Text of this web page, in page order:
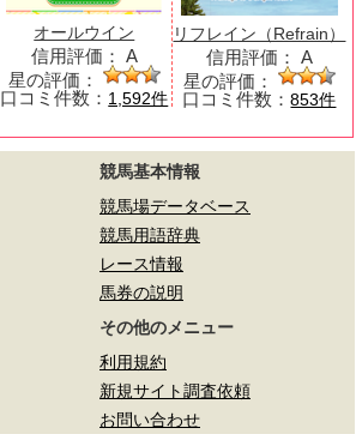
オールウイン
信用評価： A
星の評価：
口コミ件数： 1,592件
リフレイン（Refrain）
信用評価： A
星の評価：
口コミ件数：853件
競馬基本情報
競馬場データベース
競馬用語辞典
レース情報
馬券の説明
その他のメニュー
利用規約
新規サイト調査依頼
お問い合わせ